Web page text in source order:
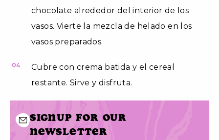
chocolate alrededor del interior de los
vasos. Vierte la mezcla de helado en los
vasos preparados.
04
Cubre con crema batida y el cereal
restante. Sirve y disfruta.
Signup for our
newsletter